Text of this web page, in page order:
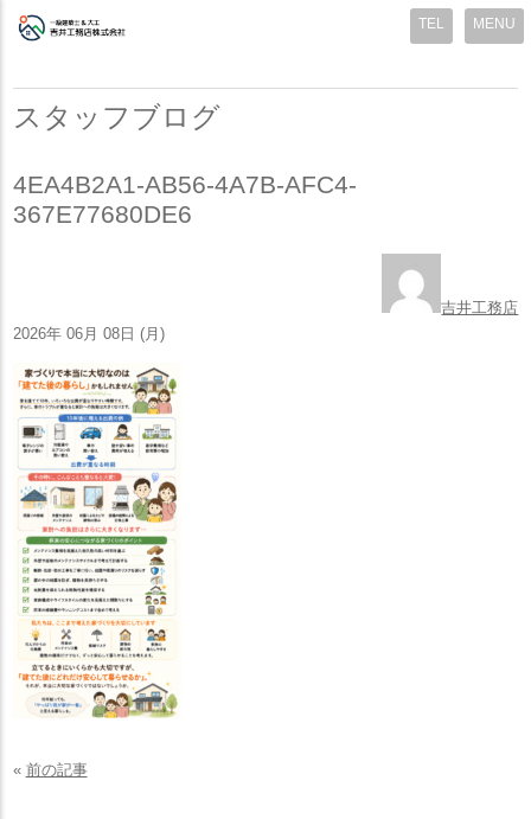
MENU
スタッフブログ
4EA4B2A1-AB56-4A7B-AFC4-
367E77680DE6
吉井工務店
2026年 06月 08日 (月)
« 前の記事